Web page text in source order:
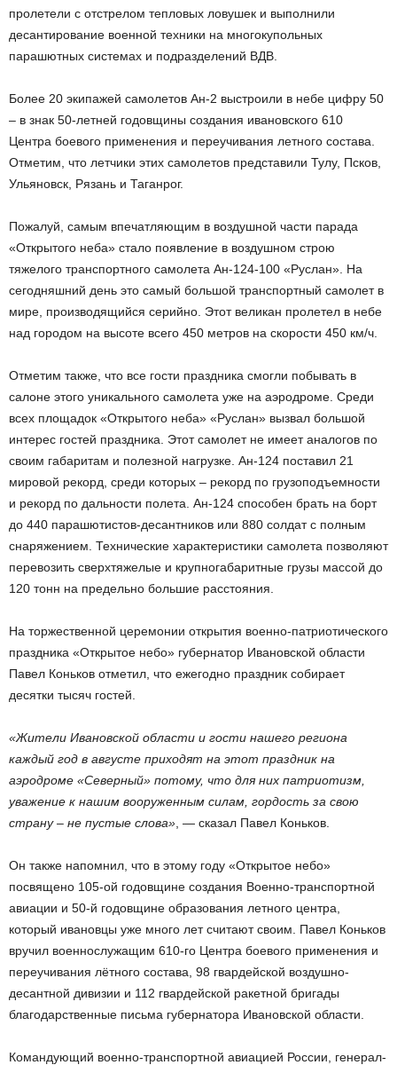
пролетели с отстрелом тепловых ловушек и выполнили
десантирование военной техники на многокупольных
парашютных системах и подразделений ВДВ.
Более 20 экипажей самолетов Ан-2 выстроили в небе цифру 50
– в знак 50-летней годовщины создания ивановского 610
Центра боевого применения и переучивания летного состава.
Отметим, что летчики этих самолетов представили Тулу, Псков,
Ульяновск, Рязань и Таганрог.
Пожалуй, самым впечатляющим в воздушной части парада
«Открытого неба» стало появление в воздушном строю
тяжелого транспортного самолета Ан-124-100 «Руслан». На
сегодняшний день это самый большой транспортный самолет в
мире, производящийся серийно. Этот великан пролетел в небе
над городом на высоте всего 450 метров на скорости 450 км/ч.
Отметим также, что все гости праздника смогли побывать в
салоне этого уникального самолета уже на аэродроме. Среди
всех площадок «Открытого неба» «Руслан» вызвал большой
интерес гостей праздника. Этот самолет не имеет аналогов по
своим габаритам и полезной нагрузке. Ан-124 поставил 21
мировой рекорд, среди которых – рекорд по грузоподъемности
и рекорд по дальности полета. Ан-124 способен брать на борт
до 440 парашютистов-десантников или 880 солдат с полным
снаряжением. Технические характеристики самолета позволяют
перевозить сверхтяжелые и крупногабаритные грузы массой до
120 тонн на предельно большие расстояния.
На торжественной церемонии открытия военно-патриотического
праздника «Открытое небо» губернатор Ивановской области
Павел Коньков отметил, что ежегодно праздник собирает
десятки тысяч гостей.
«Жители Ивановской области и гости нашего региона
каждый год в августе приходят на этот праздник на
аэродроме «Северный» потому, что для них патриотизм,
уважение к нашим вооруженным силам, гордость за свою
страну – не пустые слова» , — сказал Павел Коньков.
Он также напомнил, что в этому году «Открытое небо»
посвящено 105-ой годовщине создания Военно-транспортной
авиации и 50-й годовщине образования летного центра,
который ивановцы уже много лет считают своим. Павел Коньков
вручил военнослужащим 610-го Центра боевого применения и
переучивания лётного состава, 98 гвардейской воздушно-
десантной дивизии и 112 гвардейской ракетной бригады
благодарственные письма губернатора Ивановской области.
Командующий военно-транспортной авиацией России, генерал-